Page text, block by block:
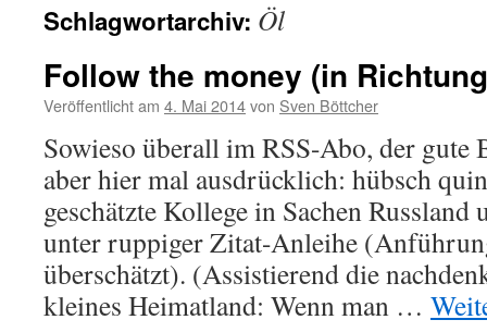
Schlagwortarchiv: Öl
Follow the money (in
Veröffentlicht am 4. Mai 2014von Sven Böttcher
Sowieso überall im RSS-Abo, der gute
aber hier mal ausdrücklich: hübsch
geschätzte Kollege in Sachen
unter ruppiger Zitat-Anleihe
überschätzt). (Assistierend die
kleines Heimatland: Wenn man …